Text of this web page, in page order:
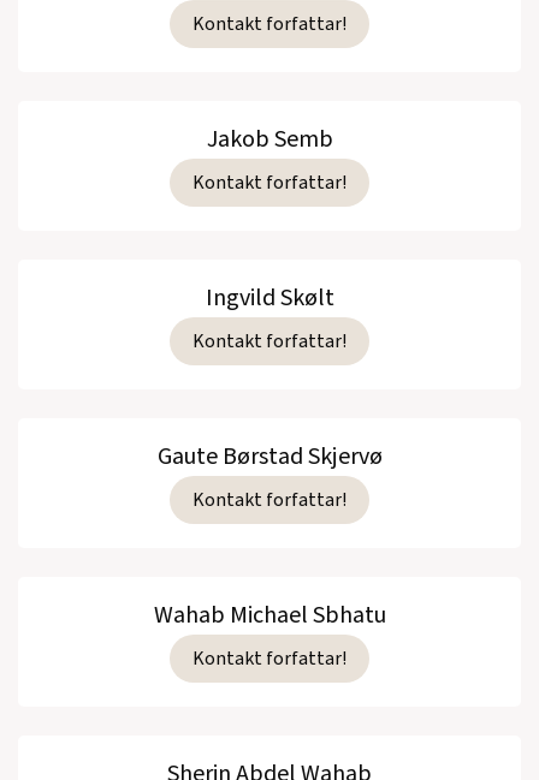
Kontakt forfattar!
Jakob Semb
Kontakt forfattar!
Ingvild Skølt
Kontakt forfattar!
Gaute Børstad Skjervø
Kontakt forfattar!
Wahab Michael Sbhatu
Kontakt forfattar!